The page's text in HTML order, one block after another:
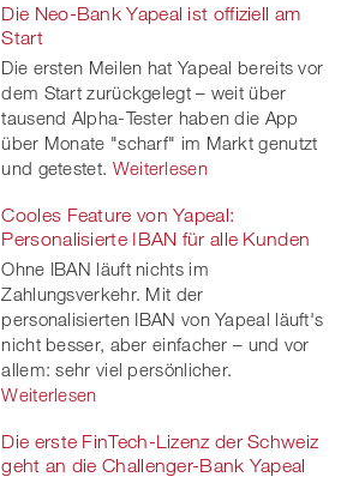
Die Neo-Bank Yapeal ist offiziell am
Start
Die ersten Meilen hat Yapeal bereits vor
dem Start zurückgelegt – weit über
tausend Alpha-Tester haben die App
über Monate "scharf" im Markt genutzt
und getestet. Weiterlesen
Cooles Feature von Yapeal:
Personalisierte IBAN für alle Kunden
Ohne IBAN läuft nichts im
Zahlungsverkehr. Mit der
personalisierten IBAN von Yapeal läuft's
nicht besser, aber einfacher – und vor
allem: sehr viel persönlicher.
Weiterlesen
Die erste FinTech-Lizenz der Schweiz
geht an die Challenger-Bank Yapeal